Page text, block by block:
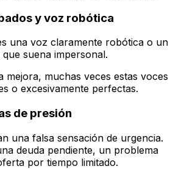
y voz robótica
una voz claramente robótica o un
suena impersonal.
mejora, muchas veces estas voces
o excesivamente perfectas.
de presión
una falsa sensación de urgencia.
deuda pendiente, un problema
por tiempo limitado.